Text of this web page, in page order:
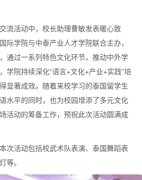
流活动中，校长助理曹敏发表暖心致
际学院与中泰产业人才学院联合主办，
通过一系列特色文化环节，推动中外学
学院持续深化“语言+文化+产业+实践”培
显著成效。随着来校学习的泰国留学生
水平的同时，也为校园增添了多元文化
活动的筹备工作，预祝此次活动圆满成
次活动包括校武术队表演、泰国舞蹈表
等。